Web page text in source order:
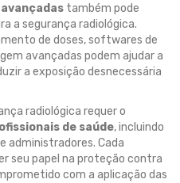
também pode
a segurança radiológica.
de doses, softwares de
avançadas podem ajudar a
a exposição desnecessária
radiológica requer o
de saúde, incluindo
administradores. Cada
seu papel na proteção contra
com a aplicação das